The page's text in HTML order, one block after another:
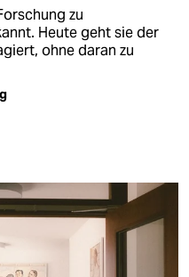
zu
Heute geht sie der
ohne daran zu